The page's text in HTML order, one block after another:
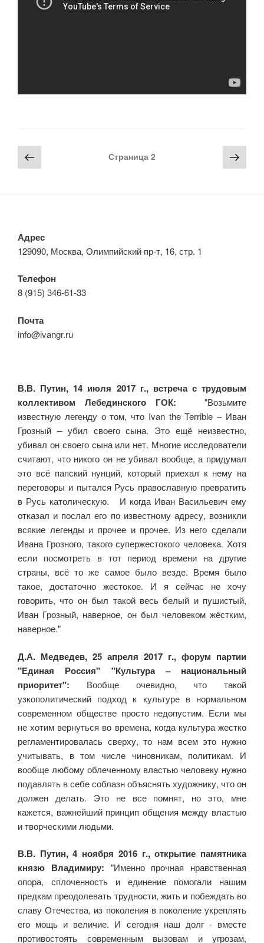
Навигация
по
Предыдущая
страница
Страница 2
Адрес
129090, Москва, Олимпийский пр-т, 16, стр. 1
Телефон
8 (915) 346-61-33
Почта
info@ivangr.ru
В.В. Путин, 14 июля 2017 г., встреча с трудовым
коллективом Лебединского ГОК: "Возьмите
известную легенду о том, что Ivan the Terrible – Иван
Грозный – убил своего сына. Это ещё неизвестно,
убивал он своего сына или нет. Многие исследователи
считают, что никого он не убивал вообще, а придумал
это всё папский нунций, который приехал к нему на
переговоры и пытался Русь православную превратить
в Русь католическую. И когда Иван Васильевич ему
отказал и послал его по известному адресу, возникли
всякие легенды и прочее и прочее. Из него сделали
Ивана Грозного, такого супержестокого человека. Хотя
если посмотреть в тот период времени на другие
страны, всё то же самое было везде. Время было
такое, достаточно жестокое. И я сейчас не хочу
говорить, что он был такой весь белый и пушистый,
Иван Грозный, наверное, он был человеком жёстким,
наверное."
Д.А. Медведев, 25 апреля 2017 г., форум партии
"Единая Россия" "Культура – национальный
приоритет": Вообще очевидно, что такой
узкополитический подход к культуре в нормальном
современном обществе просто недопустим. Если мы
не хотим вернуться во времена, когда культура жестко
регламентировалась сверху, то нам всем это нужно
учитывать, в том числе чиновникам, политикам. И
вообще любому облеченному властью человеку нужно
подавлять в себе соблазн объяснять художнику, что он
должен делать. Это не все помнят, но это, мне
кажется, важнейший принцип общения между властью
и творческими людьми.
В.В. Путин, 4 ноября 2016 г., открытие памятника
князю Владимиру: "Именно прочная нравственная
опора, сплоченность и единение помогали нашим
предкам преодолевать трудности, жить и побеждать во
славу Отечества, из поколения в поколение укреплять
его мощь и величие. И сегодня наш долг - вместе
противостоять современным вызовам и угрозам,